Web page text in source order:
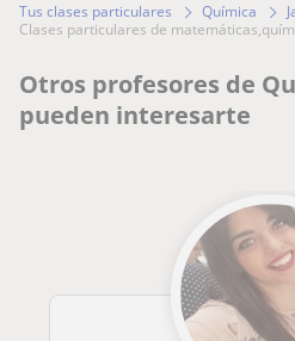
Tus clases particulares Química
clases particulares de
Otros profesores de
pueden interesarte